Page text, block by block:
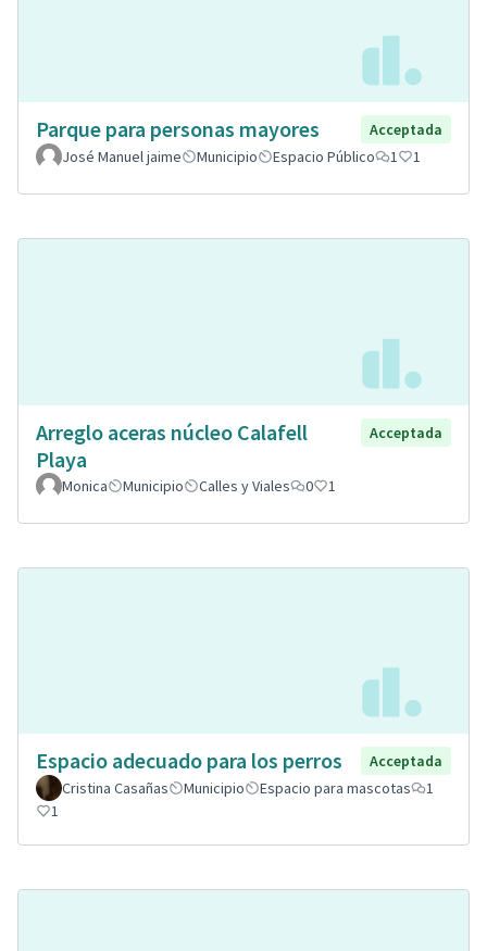
Parque para personas mayores
Acceptada
José Manuel jaime
Municipio Espacio Público 1 1
Arreglo aceras núcleo Calafell
Playa
Acceptada
Monica Municipio Calles y Viales 0 1
Espacio adecuado para los perros
Acceptada
Cristina Casañas
Municipio Espacio para mascotas
1
1